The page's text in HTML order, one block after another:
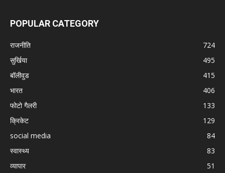
POPULAR CATEGORY
राजनीति
724
सुर्खिया
495
बॉलीवुड
415
भारत
406
फोटो गैलरी
133
क्रिकेट
129
social media
84
स्वास्थ्य
83
व्यापार
51